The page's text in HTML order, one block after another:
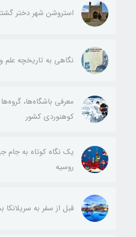
استروشن شهر دختر
نگاهی به تاریخچه علم
معرفی باشگاه‌ها،
کوهنوردی کشور
روسیه
قبل از سفر به سریلانکا